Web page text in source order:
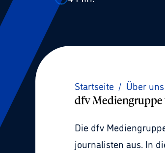
Startseite / Über uns
dfv
Die dfv
journalisten aus. In